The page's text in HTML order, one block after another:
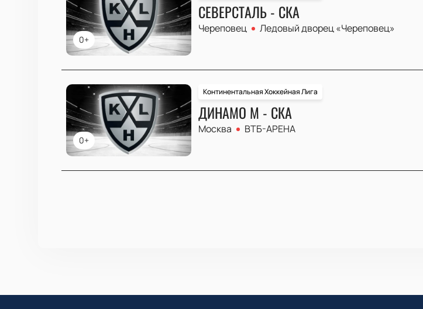
0+
СЕВЕРСТАЛЬ - СКА
Череповец Ледовый дворец «Череповец»
0+
Континентальная Хоккейная Лига
ДИНАМО М - СКА
Москва ВТБ-АРЕНА